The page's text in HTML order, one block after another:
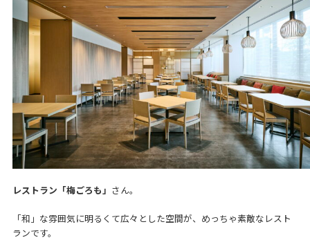
レストラン「梅ごろも」 さん。
「和」な雰囲気に明るくて広々とした空間が、めっちゃ素敵なレスト
ランです。